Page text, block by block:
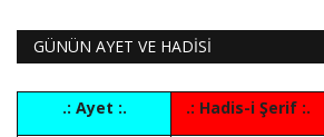
GÜNÜN AYET VE HADİSİ
.: Ayet :. .: Hadis-i Şerif :.